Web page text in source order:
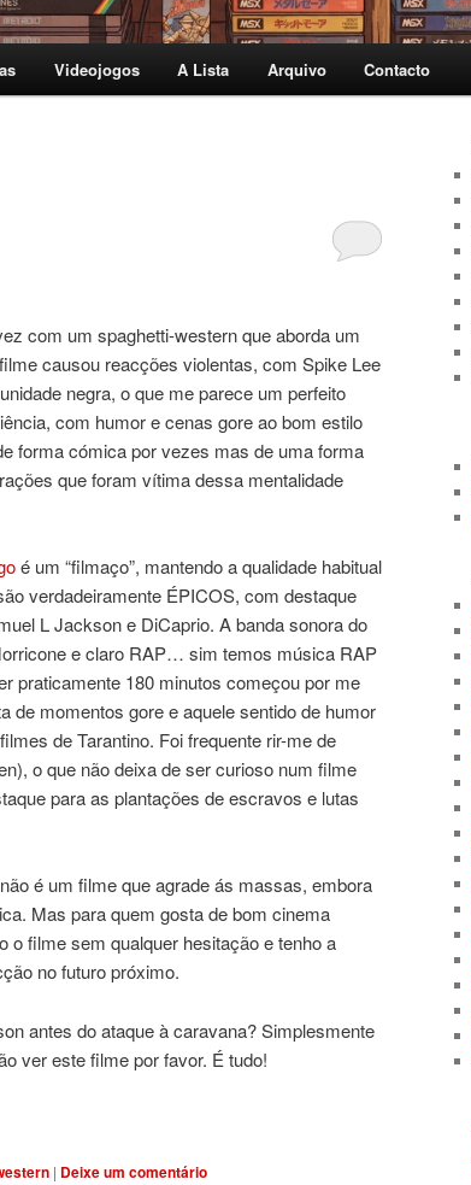
Videojogos A Lista Arquivo Contacto
com um spaghetti-western que aborda um
causou reacções violentas, com Spike Lee
negra, o que me parece um perfeito
com humor e cenas gore ao bom estilo
forma cómica por vezes mas de uma forma
que foram vítima dessa mentalidade
é um “filmaço”, mantendo a qualidade habitual
verdadeiramente ÉPICOS, com destaque
L Jackson e DiCaprio. A banda sonora do
e claro RAP… sim temos música RAP
praticamente 180 minutos começou por me
de momentos gore e aquele sentido de humor
de Tarantino. Foi frequente rir-me de
o que não deixa de ser curioso num filme
para as plantações de escravos e lutas
é um filme que agrade ás massas, embora
Mas para quem gosta de bom cinema
o filme sem qualquer hesitação e tenho a
no futuro próximo.
antes do ataque à caravana? Simplesmente
ver este filme por favor. É tudo!
| Deixe um comentário